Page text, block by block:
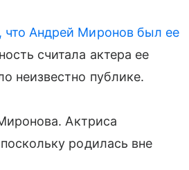
что Андрей Миронов был ее
считала актера ее
неизвестно публике.
Актриса
родилась вне